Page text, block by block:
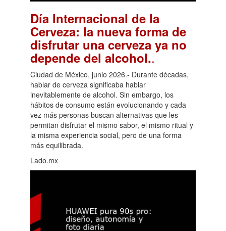
Día Internacional de la
Cerveza: la nueva forma de
disfrutar una cerveza ya no
depende del alcohol..
Ciudad de México, junio 2026.- Durante décadas,
hablar de cerveza significaba hablar
inevitablemente de alcohol. Sin embargo, los
hábitos de consumo están evolucionando y cada
vez más personas buscan alternativas que les
permitan disfrutar el mismo sabor, el mismo ritual y
la misma experiencia social, pero de una forma
más equilibrada.
Lado.mx